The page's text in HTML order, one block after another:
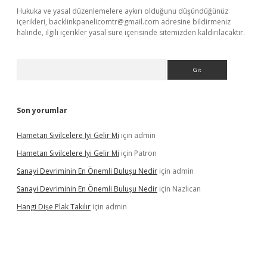
Hukuka ve yasal düzenlemelere aykırı olduğunu düşündüğünüz
içerikleri, backlinkpanelicomtr@gmail.com adresine bildirmeniz
halinde, ilgili içerikler yasal süre içerisinde sitemizden kaldırılacaktır.
Son yorumlar
Hametan Sivilcelere Iyi Gelir Mi için admin
Hametan Sivilcelere Iyi Gelir Mi için Patron
Sanayi Devriminin En Önemli Buluşu Nedir için admin
Sanayi Devriminin En Önemli Buluşu Nedir için Nazlıcan
Hangi Dişe Plak Takılır için admin